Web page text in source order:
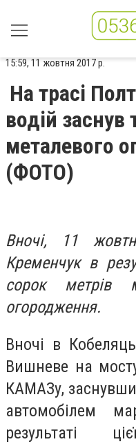
15:59, 11 жовтня 2017 р.
На трасі
водій заснув
металевого
(ФОТО)
Вночі, 11
Кременчук в
сорок метрів
огородження.
Вночі в
Вишневе на
КАМАЗу,
автомобілем
результаті